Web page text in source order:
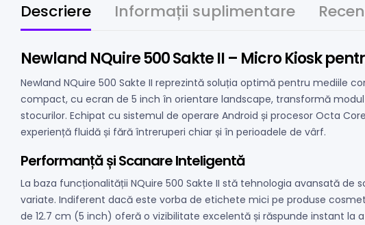
Descriere Informații suplimentare
Newland NQuire 500 Sakte II – Micro Kiosk
Newland NQuire 500 Sakte II reprezintă soluția optimă pentru mediile
compact, cu ecran de 5 inch în orientare landscape, transformă
stocurilor. Echipat cu sistemul de operare Android și procesor Octa
experiență fluidă și fără întreruperi chiar și în perioadele de vârf.
Performanță și Scanare Inteligentă
La baza funcționalității NQuire 500 Sakte II stă tehnologia avansată de
variate. Indiferent dacă este vorba de etichete mici pe produse
de 12.7 cm (5 inch) oferă o vizibilitate excelentă și răspunde instant la